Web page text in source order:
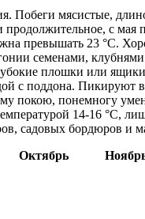
Побеги мясистые,
с мая
превышать 23 °C.
семенами,
плошки или
с поддона. Пикируют
покою, понемногу
14-16 °C,
садовых бордюров и
Октябрь